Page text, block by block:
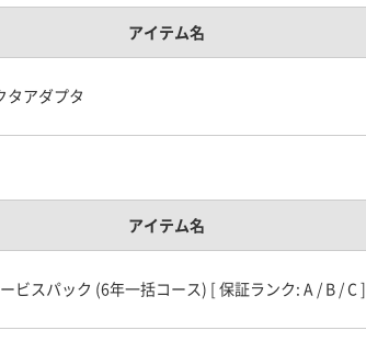
アイテム名
タアダプタ
アイテム名
ビスパック (6年一括コース) [ 保証ランク: A / B / C ]